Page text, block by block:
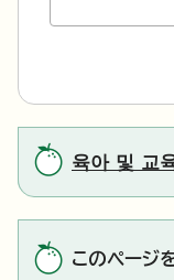
육아 및 교
このページ